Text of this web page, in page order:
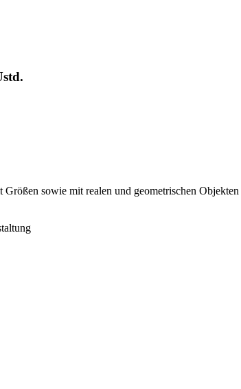
sowie mit realen und geometrischen Objekten